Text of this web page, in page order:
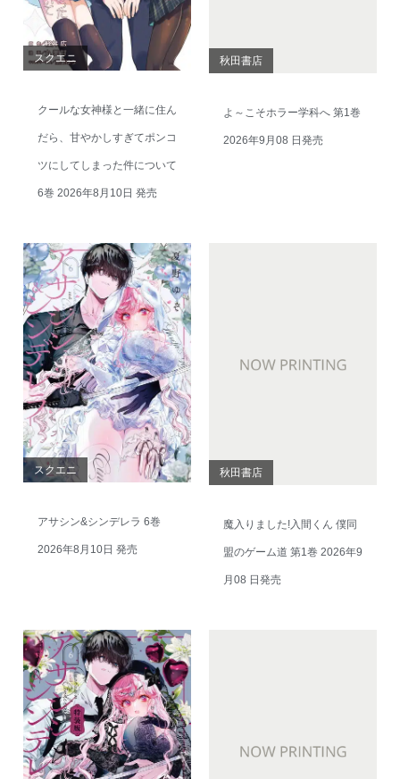
スクエニ
クールな女神様と一緒に住ん
だら、甘やかしすぎてポンコ
ツにしてしまった件について
6巻 2026年8月10日 発売
秋田書店
よ～こそホラー学科へ 第1巻
2026年9月08 日発売
スクエニ
アサシン&シンデレラ 6巻
2026年8月10日 発売
秋田書店
魔入りました!入間くん 僕同
盟のゲーム道 第1巻 2026年9
月08 日発売